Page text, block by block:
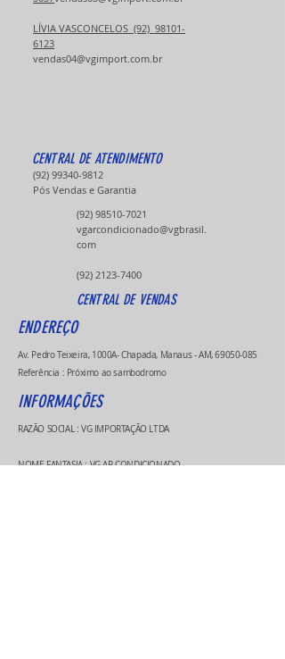
​​​LÍVIA VASCONCELOS (92) 98101-
6123
vendas04@vgimport.com.br
CENTRAL DE ATENDIMENTO
(92) 99340-9812
Pós Vendas e Garantia
(92) 98510-7021
vgarcondicionado@vgbrasil.
com
(92) 2123-7400
CENTRAL DE VENDAS
ENDEREÇO
Av. Pedro Teixeira, 1000A- Chapada, Manaus - AM,69050-085
Referência : Próximo ao sambodromo
INFORMAÇÕES
RAZÃO SOCIAL : VG IMPORTAÇÃO LTDA
NOME FANTASIA : VG AR CONDICIONADO